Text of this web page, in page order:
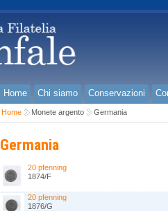
Home Chi siamo Conservazioni
Home Monete argento Germania
Germania
20 pfenning
1874/F
20 pfenning
1876/G